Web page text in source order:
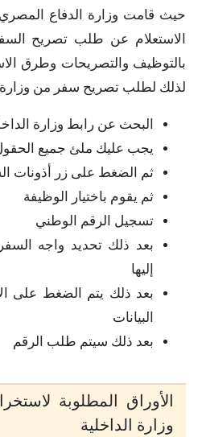
حيث قامت وزارة الدفاع
الاستعلام عن طلب تصريح
بالتوظيف والتصريحات وطرق
لذلك لطلب تصريح سفر من وزارة
البحث عن رابط وزارة
يجب عليك ملئ جميع الحقول
ثم الضغط على زر أذونات
ثم يقوم باختيار الوظيفة
تسجيل الرقم الوطني
بعد ذلك تحديد واجه السفر
إليها
بعد ذلك يتم الضغط على
البيانات
بعد ذلك سيتم طلب الرقم
الأوراق المطلوبة
وزارة الداخلية